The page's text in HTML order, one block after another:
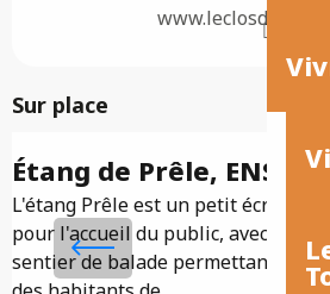
Sur place
Étang de Prêle, ENS de
L'étang Prêle est un petit écrin de
pour l'accueil du public, avec 2
sentier de balade permettant de